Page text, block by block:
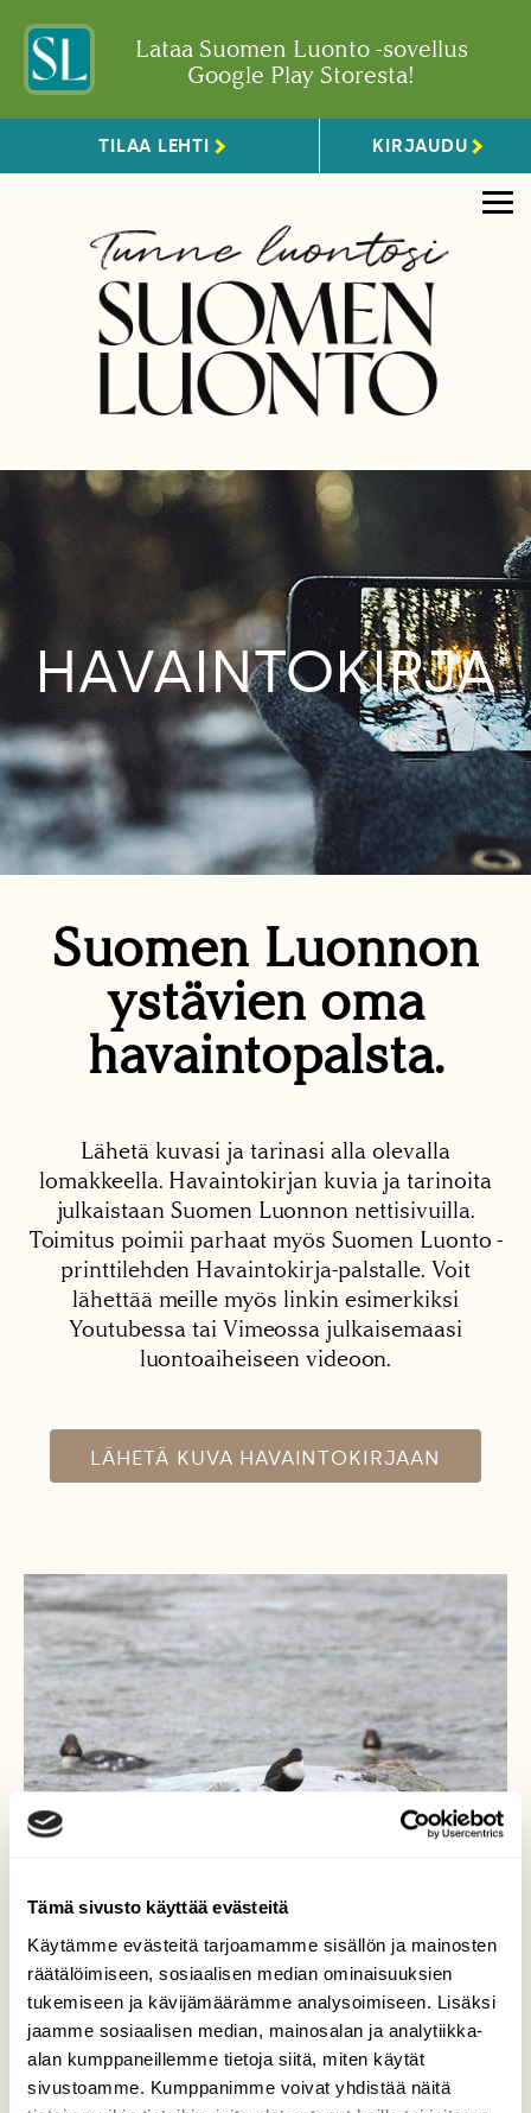
Tämä sivusto käyttää evästeitä
Käytämme evästeitä tarjoamamme sisällön ja mainosten
räätälöimiseen, sosiaalisen median ominaisuuksien
tukemiseen ja kävijämäärämme analysoimiseen. Lisäksi
jaamme sosiaalisen median, mainosalan ja analytiikka-
alan kumppaneillemme tietoja siitä, miten käytät
sivustoamme. Kumppanimme voivat yhdistää näitä
Lataa Suomen Luonto -sovellus
Google Play Storesta!
TILAA LEHTI KIRJAUDU
HAVAINTOKIRJA
Suomen Luonnon
ystävien oma
havaintopalsta.
Lähetä kuvasi ja tarinasi alla olevalla
lomakkeella. Havaintokirjan kuvia ja tarinoita
julkaistaan Suomen Luonnon nettisivuilla.
Toimitus poimii parhaat myös Suomen Luonto -
printtilehden Havaintokirja-palstalle. Voit
lähettää meille myös linkin esimerkiksi
Youtubessa tai Vimeossa julkaisemaasi
luontoaiheiseen videoon.
LÄHETÄ KUVA HAVAINTOKIRJAAN
Moikka, minne matka?